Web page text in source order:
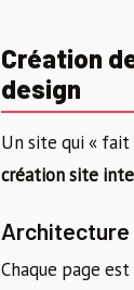
Création
design
Un site qui «
création site
Architecture
Chaque page